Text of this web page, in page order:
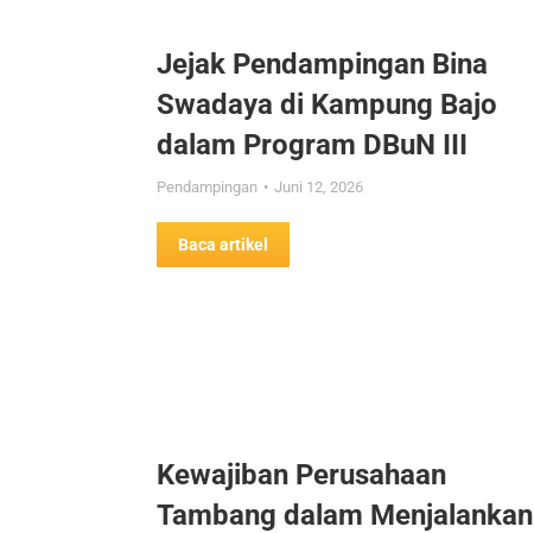
Jejak Pendampingan Bina
Swadaya di Kampung Bajo
dalam Program DBuN III
Pendampingan Juni 12, 2026
Baca artikel
Kewajiban Perusahaan
Tambang dalam Menjalankan